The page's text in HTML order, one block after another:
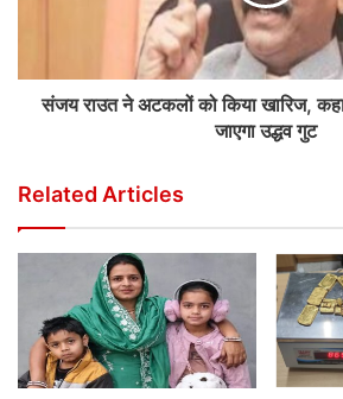
संजय राउत ने अटकलों को किया खारिज,
जाएगा उद्धव गुट
Related Articles